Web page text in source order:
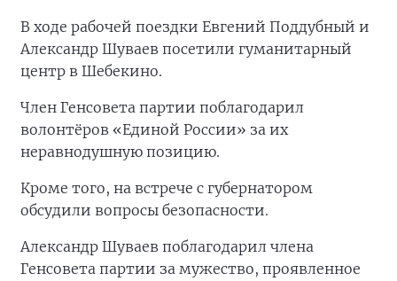
В ходе рабочей поездки Евгений Поддубный и
Александр Шуваев посетили гуманитарный
центр в Шебекино.
Член Генсовета партии поблагодарил
волонтёров «Единой России» за их
неравнодушную позицию.
Кроме того, на встрече с губернатором
обсудили вопросы безопасности.
Александр Шуваев поблагодарил члена
Генсовета партии за мужество, проявленное